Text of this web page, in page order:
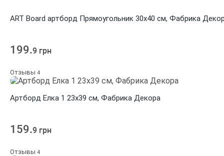
ART Board артборд Прямоугольник 30х40 см, Фабрика
199.9 грн
Отзывы 4
Артборд Елка 1 23х39 см, Фабрика Декора
159.9 грн
Отзывы 4